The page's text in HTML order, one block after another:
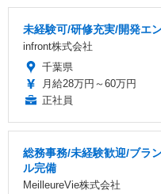
未経験可/研修充実/開発エ
infront株式会社
千葉県
月給28万円～60万円
正社員
総務事務/未経験歓迎/ブラ
ル完備
MeilleureVie株式会社